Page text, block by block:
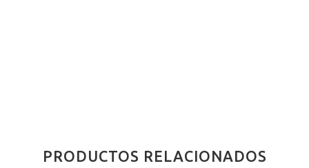
PRODUCTOS RELACIONADOS